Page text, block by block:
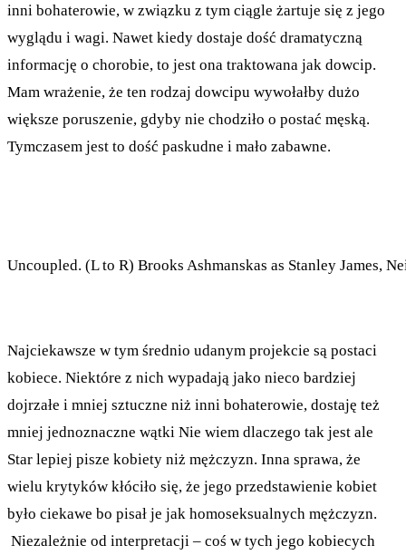
inni bohaterowie, w związku z tym ciągle żartuje się z jego
wyglądu i wagi. Nawet kiedy dostaje dość dramatyczną
informację o chorobie, to jest ona traktowana jak dowcip.
Mam wrażenie, że ten rodzaj dowcipu wywołałby dużo
większe poruszenie, gdyby nie chodziło o postać męską.
Tymczasem jest to dość paskudne i mało zabawne.
Uncoupled. (L to R) Brooks Ashmanskas as Stanley James,
Najciekawsze w tym średnio udanym projekcie są postaci
kobiece. Niektóre z nich wypadają jako nieco bardziej
dojrzałe i mniej sztuczne niż inni bohaterowie, dostaję też
mniej jednoznaczne wątki Nie wiem dlaczego tak jest ale
Star lepiej pisze kobiety niż mężczyzn. Inna sprawa, że
wielu krytyków kłóciło się, że jego przedstawienie kobiet
było ciekawe bo pisał je jak homoseksualnych mężczyzn.
Niezależnie od interpretacji – coś w tych jego kobiecych